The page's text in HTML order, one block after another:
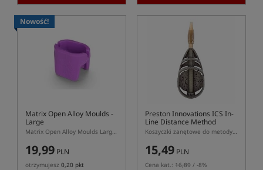
Nowość!
Matrix Open Alloy Moulds -
Large
Matrix Open Alloy Moulds Large – foremka do podajników Matrix Open Alloy L
19,99 PLN
otrzymujesz 0,20 pkt
Preston Innovations ICS In-
Line Distance Method
Feeders
Koszyczki zanętowe do metody z systemem szybkiej wymiany ICS
15,49 PLN
Cena kat.: 16,89 / -8%